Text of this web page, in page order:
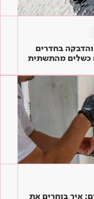
והדבקה בחדרים
כשלים מהתשתית
איך בוחרים את